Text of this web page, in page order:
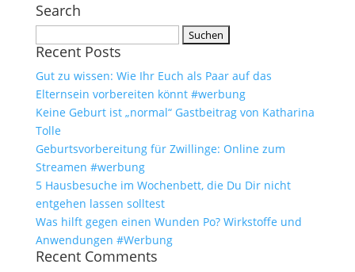
Search
nach:
Recent Posts
Gut zu wissen: Wie Ihr Euch als Paar auf das
Elternsein vorbereiten könnt #werbung
Keine Geburt ist „normal“ Gastbeitrag von Katharina
Tolle
Geburtsvorbereitung für Zwillinge: Online zum
Streamen #werbung
5 Hausbesuche im Wochenbett, die Du Dir nicht
entgehen lassen solltest
Was hilft gegen einen Wunden Po? Wirkstoffe und
Anwendungen #Werbung
Recent Comments